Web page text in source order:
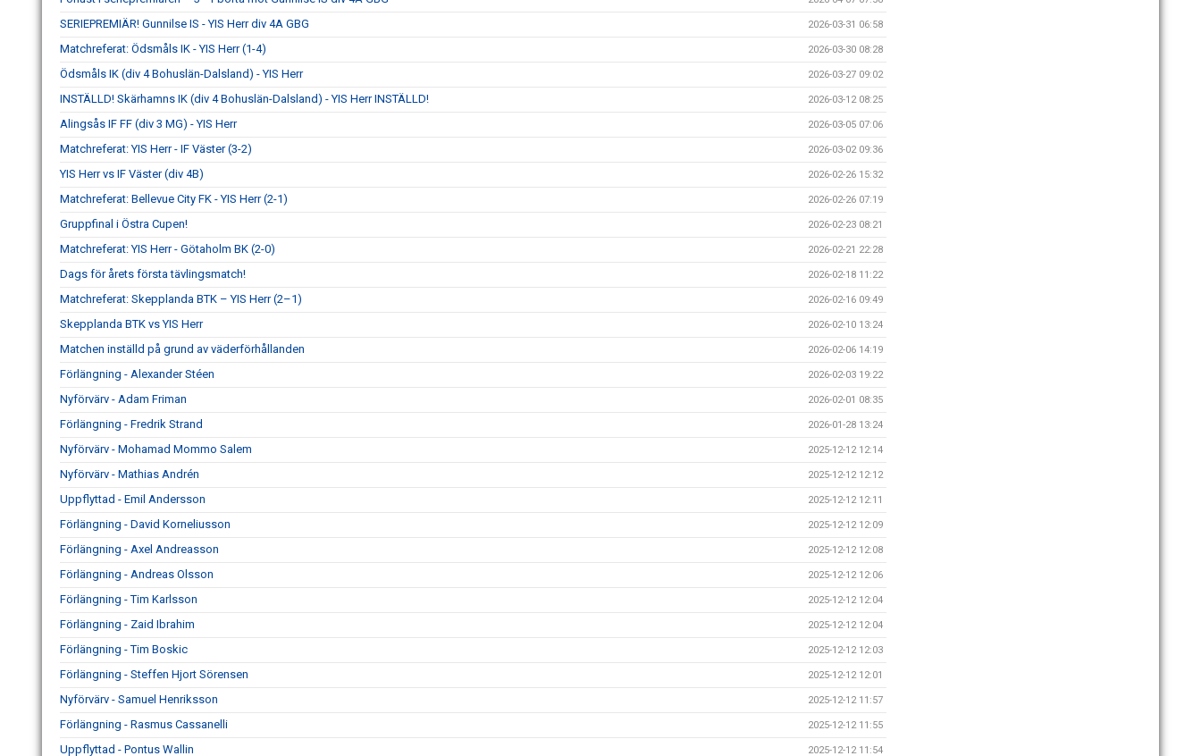
SERIEPREMIÄR! Gunnilse IS - YIS Herr div 4A GBG 2026-03-31 06:58
Matchreferat: Ödsmåls IK - YIS Herr (1-4) 2026-03-30 08:28
Ödsmåls IK (div 4 Bohuslän-Dalsland) - YIS Herr 2026-03-27 09:02
INSTÄLLD! Skärhamns IK (div 4 Bohuslän-Dalsland) - YIS Herr INSTÄLLD! 2026-03-12 08:25
Alingsås IF FF (div 3 MG) - YIS Herr 2026-03-05 07:06
Matchreferat: YIS Herr - IF Väster (3-2) 2026-03-02 09:36
YIS Herr vs IF Väster (div 4B) 2026-02-26 15:32
Matchreferat: Bellevue City FK - YIS Herr (2-1) 2026-02-26 07:19
Gruppfinal i Östra Cupen! 2026-02-23 08:21
Matchreferat: YIS Herr - Götaholm BK (2-0) 2026-02-21 22:28
Dags för årets första tävlingsmatch! 2026-02-18 11:22
Matchreferat: Skepplanda BTK – YIS Herr (2–1) 2026-02-16 09:49
Skepplanda BTK vs YIS Herr 2026-02-10 13:24
Matchen inställd på grund av väderförhållanden 2026-02-06 14:19
Förlängning - Alexander Stéen 2026-02-03 19:22
Nyförvärv - Adam Friman 2026-02-01 08:35
Förlängning - Fredrik Strand 2026-01-28 13:24
Nyförvärv - Mohamad Mommo Salem 2025-12-12 12:14
Nyförvärv - Mathias Andrén 2025-12-12 12:12
Uppflyttad - Emil Andersson 2025-12-12 12:11
Förlängning - David Korneliusson 2025-12-12 12:09
Förlängning - Axel Andreasson 2025-12-12 12:08
Förlängning - Andreas Olsson 2025-12-12 12:06
Förlängning - Tim Karlsson 2025-12-12 12:04
Förlängning - Zaid Ibrahim 2025-12-12 12:04
Förlängning - Tim Boskic 2025-12-12 12:03
Förlängning - Steffen Hjort Sörensen 2025-12-12 12:01
Nyförvärv - Samuel Henriksson 2025-12-12 11:57
Förlängning - Rasmus Cassanelli 2025-12-12 11:55
Uppflyttad - Pontus Wallin 2025-12-12 11:54